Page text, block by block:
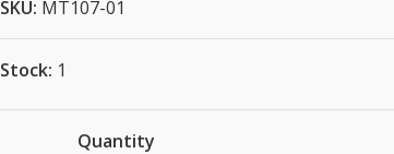
SKU: MT107-01
Stock: 1
Quantity